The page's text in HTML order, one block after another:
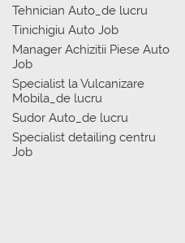
Tehnician Auto_de lucru
Tinichigiu Auto Job
Manager Achizitii Piese Auto
Job
Specialist la Vulcanizare
Mobila_de lucru
Sudor Auto_de lucru
Specialist detailing centru
Job